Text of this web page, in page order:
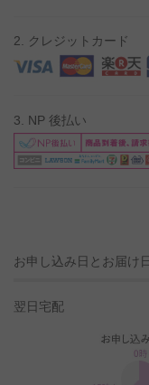
2. クレジットカード
3. NP 後払い
お申し込み日とお届け
翌日宅配